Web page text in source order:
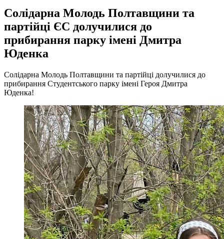
Солідарна Молодь Полтавщини та
партійці ЄС долучилися до
прибирання парку імені Дмитра
Юденка
Солідарна Молодь Полтавщини та партійці долучилися до
прибирання Студентського парку імені Героя Дмитра
Юденка!